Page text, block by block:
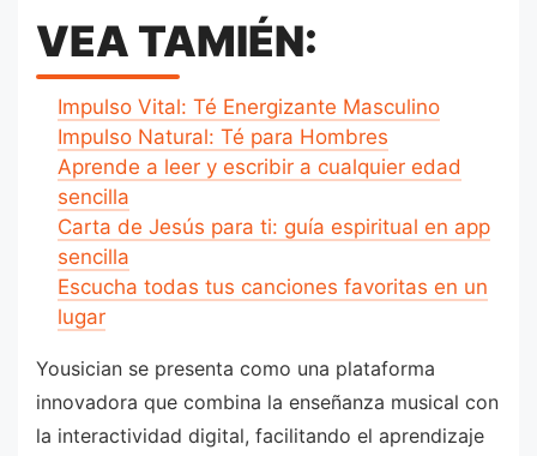
VEA TAMIÉN:
Impulso Vital: Té Energizante Masculino
Impulso Natural: Té para Hombres
Aprende a leer y escribir a cualquier edad
sencilla
Carta de Jesús para ti: guía espiritual en app
sencilla
Escucha todas tus canciones favoritas en un
lugar
Yousician se presenta como una plataforma
innovadora que combina la enseñanza musical con
la interactividad digital, facilitando el aprendizaje